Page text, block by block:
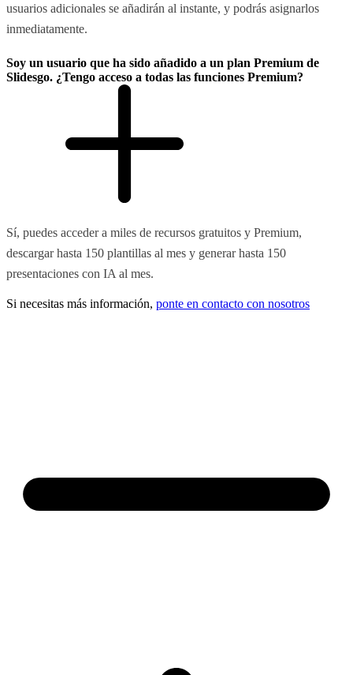
usuarios adicionales se añadirán al instante, y podrás asignarlos
inmediatamente.
Soy un usuario que ha sido añadido a un plan Premium de
Slidesgo. ¿Tengo acceso a todas las funciones Premium?
Sí, puedes acceder a miles de recursos gratuitos y Premium,
descargar hasta 150 plantillas al mes y generar hasta 150
presentaciones con IA al mes.
Si necesitas más información, ponte en contacto con nosotros